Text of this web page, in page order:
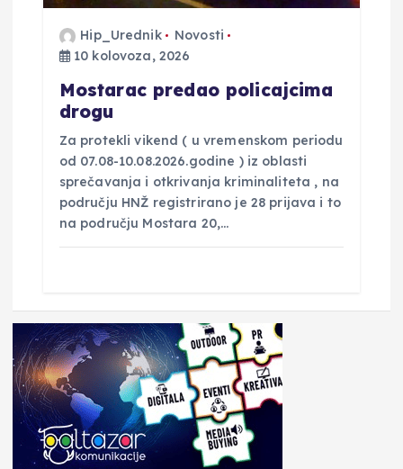
Hip_Urednik
Novosti
10 kolovoza, 2026
Mostarac predao policajcima
drogu
Za protekli vikend ( u vremenskom periodu
od 07.08-10.08.2026.godine ) iz oblasti
sprečavanja i otkrivanja kriminaliteta , na
području HNŽ registrirano je 28 prijava i to
na području Mostara 20,…